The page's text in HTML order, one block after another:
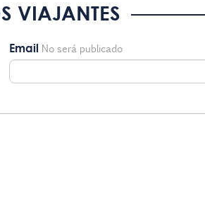
VIAJANTES
Email No será publicado